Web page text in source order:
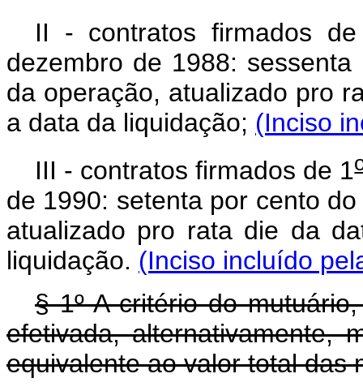
II - contratos firmados
dezembro de 1988:
da operação, atualizado pro
a data da liquidação; (Inciso
III - contratos firmados de 1
de 1990: setenta por cento
atualizado pro rata die da
liquidação. (Inciso incluído
§ 1º A critério do
efetivada, alternativamente,
equivalente ao valor total das